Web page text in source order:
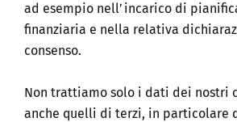
ad esempio nell’incarico di
finanziaria e nella relativa
consenso.
Non trattiamo solo i dati dei nostri
anche quelli di terzi, in particolare